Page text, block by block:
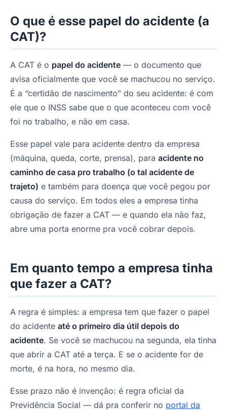
O que é esse papel do acidente (a
CAT)?
A CAT é o papel do acidente — o documento que
avisa oficialmente que você se machucou no serviço.
É a “certidão de nascimento” do seu acidente: é com
ele que o INSS sabe que o que aconteceu com você
foi no trabalho, e não em casa.
Esse papel vale para acidente dentro da empresa
(máquina, queda, corte, prensa), para acidente no
caminho de casa pro trabalho (o tal acidente de
trajeto) e também para doença que você pegou por
causa do serviço. Em todos eles a empresa tinha
obrigação de fazer a CAT — e quando ela não faz,
abre uma porta enorme pra você cobrar depois.
Em quanto tempo a empresa tinha
que fazer a CAT?
A regra é simples: a empresa tem que fazer o papel
do acidente até o primeiro dia útil depois do
acidente. Se você se machucou na segunda, ela tinha
que abrir a CAT até a terça. E se o acidente for de
morte, é na hora, no mesmo dia.
Esse prazo não é invenção: é regra oficial da
Previdência Social — dá pra conferir no portal da